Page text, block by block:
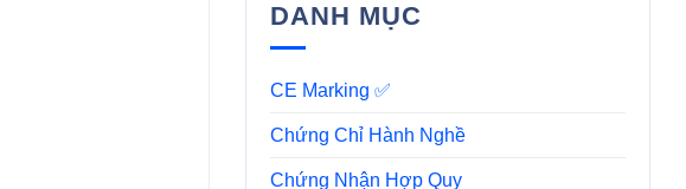
DANH MỤC
CE Marking ✅
Chứng Chỉ Hành Nghề
Chứng Nhận Hợp Quy